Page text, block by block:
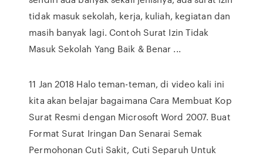
tidak masuk sekolah, kerja, kuliah, kegiatan dan
masih banyak lagi. Contoh Surat Izin Tidak
Masuk Sekolah Yang Baik & Benar ...
11 Jan 2018 Halo teman-teman, di video kali ini
kita akan belajar bagaimana Cara Membuat Kop
Surat Resmi dengan Microsoft Word 2007. Buat
Format Surat Iringan Dan Senarai Semak
Permohonan Cuti Sakit, Cuti Separuh Untuk